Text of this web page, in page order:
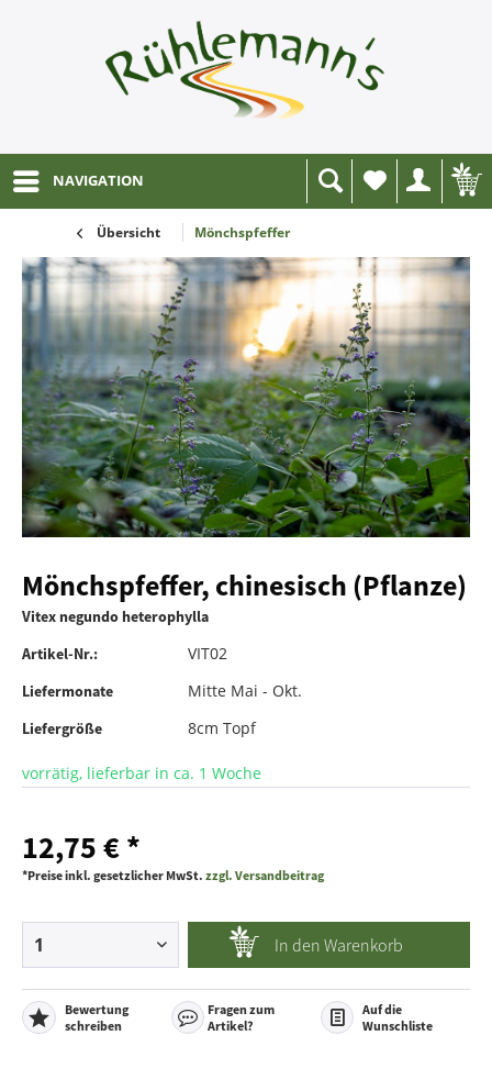
NAVIGATION
Wunschliste
Übersicht Mönchspfeffer
Mönchspfeffer, chinesisch (Pflanze)
Vitex negundo heterophylla
Artikel-Nr.:
VIT02
Liefermonate Mitte Mai - Okt.
Liefergröße 8cm Topf
vorrätig, lieferbar in ca. 1 Woche
12,75 € *
*Preise inkl. gesetzlicher MwSt. zzgl. Versandbeitrag
In den Warenkorb
Bewertung
schreiben
Fragen zum
Artikel?
Auf die
Wunschliste